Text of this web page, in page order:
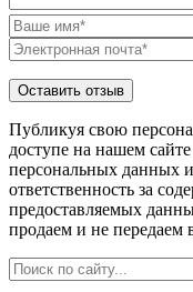
Публикуя свою
доступе на нашем
персональных данных и
ответственность за
предоставляемых
продаем и не